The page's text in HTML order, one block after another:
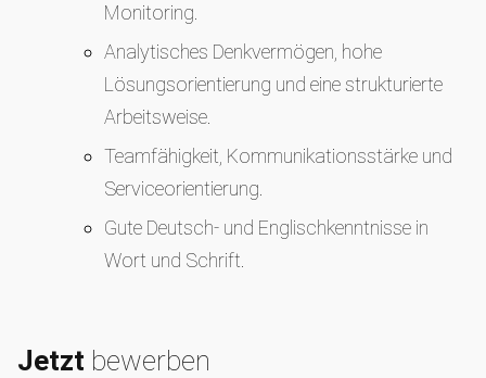
Monitoring.
Analytisches Denkvermögen, hohe
Lösungsorientierung und eine strukturierte
Arbeitsweise.
Teamfähigkeit, Kommunikationsstärke und
Serviceorientierung.
Gute Deutsch- und Englischkenntnisse in
Wort und Schrift.
Jetzt bewerben